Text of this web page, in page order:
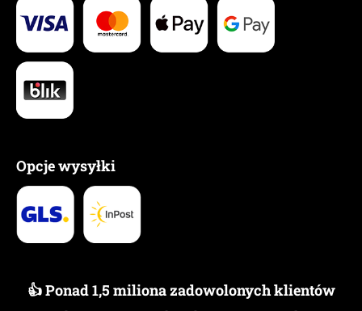
Opcje wysyłki
👍 Ponad 1,5 miliona zadowolonych klientów